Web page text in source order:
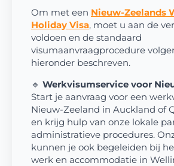
Om met een Nieuw-Zeelands
Holiday Visa, moet u aan de
voldoen en de standaard
visumaanvraagprocedure
hieronder beschreven.
🔹 Werkvisumservice voor
Start je aanvraag voor een
Nieuw-Zeeland in Auckland of
en krijg hulp van onze lokale
administratieve procedures.
kunnen je ook begeleiden bij
werk en accommodatie in